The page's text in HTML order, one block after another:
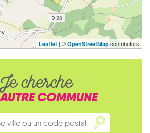
Leaflet| © OpenStreetMap contributors
Je cherche
COMMUNE